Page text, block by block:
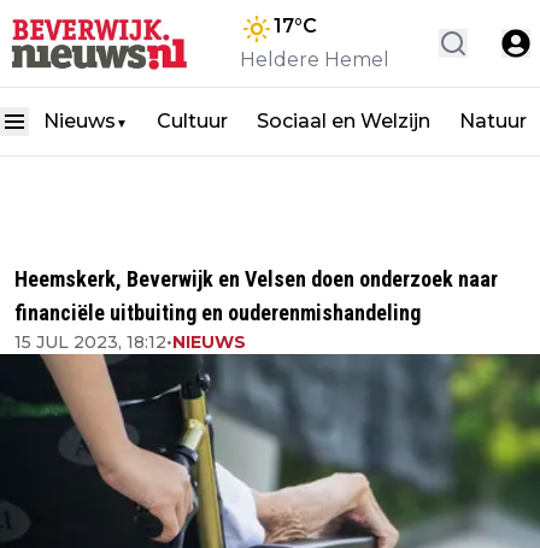
17°C
Heldere Hemel
Nieuws ▼ Cultuur Sociaal en Welzijn Natuur
Heemskerk, Beverwijk en Velsen doen onderzoek naar
financiële uitbuiting en ouderenmishandeling
15 JUL 2023, 18:12•NIEUWS